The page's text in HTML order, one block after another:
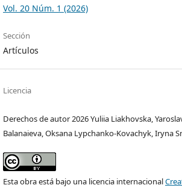
Vol. 20 Núm. 1 (2026)
Sección
Artículos
Licencia
Derechos de autor 2026 Yuliia Liakhovska,
Balanaieva, Oksana Lypchanko-Kovachyk, Iryna
Esta obra está bajo una licencia internacional